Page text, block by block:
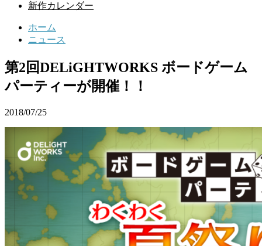
新作カレンダー
ホーム
ニュース
第2回DELiGHTWORKS ボードゲーム
パーティーが開催！！
2018/07/25